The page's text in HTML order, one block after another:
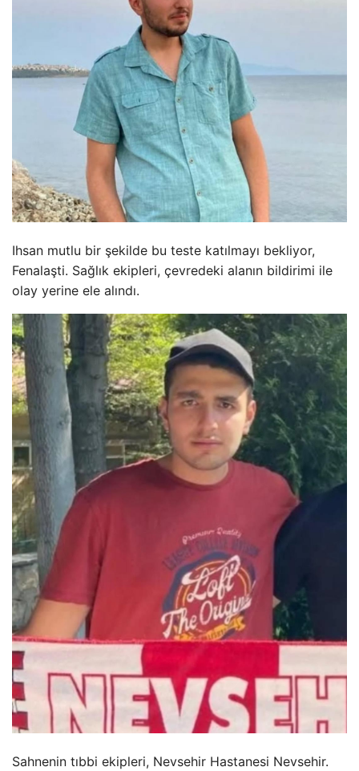
Ihsan mutlu bir şekilde bu teste katılmayı bekliyor,
Fenalaşti. Sağlık ekipleri, çevredeki alanın bildirimi ile
olay yerine ele alındı.
Sahnenin tıbbi ekipleri, Nevsehir Hastanesi Nevsehir.